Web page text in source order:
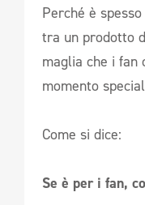
Perché è
tra un prodotto
maglia che i fan
momento
Come si dice:
Se è per i fan,